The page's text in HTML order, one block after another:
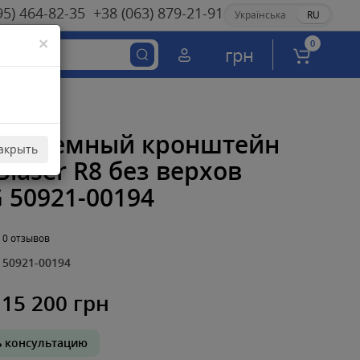
Українська RU
464-82-35 +38 (063) 879-21-91
грн 0
×
кронштейн
R8 без верхов
50921-00194
0 отзывов
50921-00194
15 200 грн
консультацию